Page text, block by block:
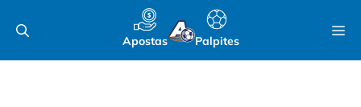
para
Apostas Palpites